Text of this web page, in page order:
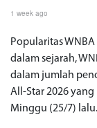
1 week ago
Popularitas
dalam sejarah,
dalam jumlah
All-Star 2026
Minggu (25/7) lalu.